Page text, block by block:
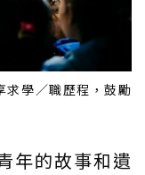
學／職歷程，鼓勵
年的故事和遺